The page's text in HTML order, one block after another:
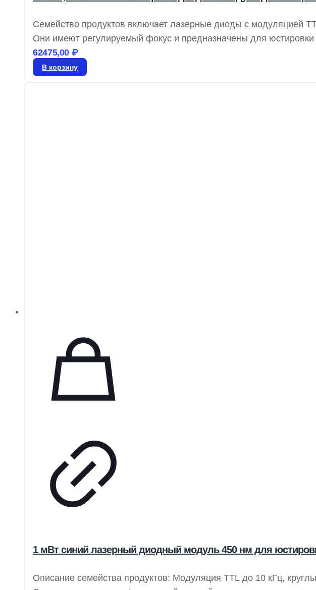
Семейство продуктов включает лазерные диоды с модуляцией
Они имеют регулируемый фокус и предназначены для юстировки
их идеальными для измерений. Варианты выходной мощности
интеграцию в визуальные системы и системы монохроматического
62475,00 ₽
В корзину
1 мВт синий лазерный диодный модуль 450 нм для
Описание семейства продуктов: Модуляция TTL до 10 кГц,